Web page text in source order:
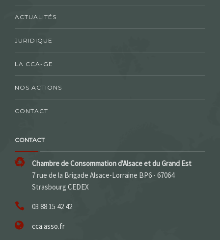
ACTUALITÉS
JURIDIQUE
LA CCA-GE
NOS ACTIONS
CONTACT
CONTACT
Chambre de Consommation d'Alsace et du Grand Est
7 rue de la Brigade Alsace-Lorraine BP6 - 67064
Strasbourg CEDEX
03 88 15 42 42
cca.asso.fr